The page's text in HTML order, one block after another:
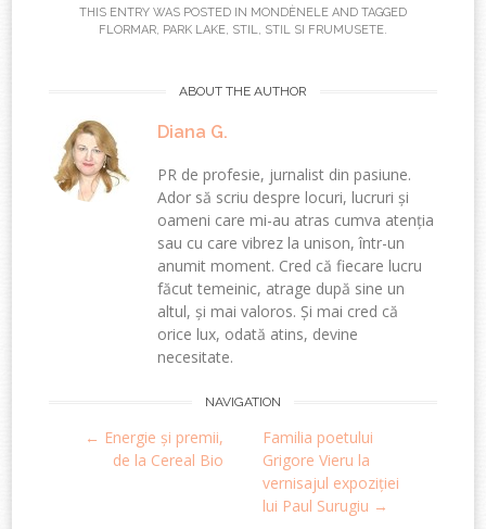
THIS ENTRY WAS POSTED IN MONDÈNELE AND TAGGED
FLORMAR, PARK LAKE, STIL, STIL SI FRUMUSETE.
ABOUT THE AUTHOR
Diana G.
PR de profesie, jurnalist din pasiune.
Ador să scriu despre locuri, lucruri și
oameni care mi-au atras cumva atenția
sau cu care vibrez la unison, într-un
anumit moment. Cred că fiecare lucru
făcut temeinic, atrage după sine un
altul, și mai valoros. Și mai cred că
orice lux, odată atins, devine
necesitate.
navigation
NAVIGATION
← Energie și premii,
de la Cereal Bio
Familia poetului
Grigore Vieru la
vernisajul expoziției
lui Paul Surugiu →